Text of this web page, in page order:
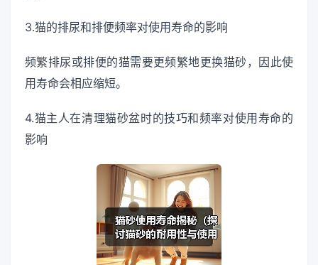
3.猫的排尿和排便频率对使用寿命的影响
频繁排尿或排便的猫需要更频繁地更换猫砂，因此使
用寿命会相应缩短。
4.猫主人在清理猫砂盆时的技巧和频率对使用寿命的
影响